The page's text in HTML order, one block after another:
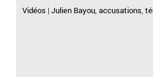
Vidéos |Julien Bayou,accusations,